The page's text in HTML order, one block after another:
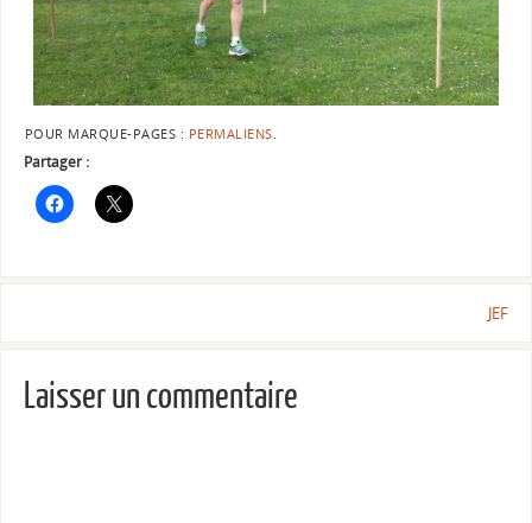
POUR MARQUE-PAGES : PERMALIENS
Partager :
JEF
Laisser un commentaire